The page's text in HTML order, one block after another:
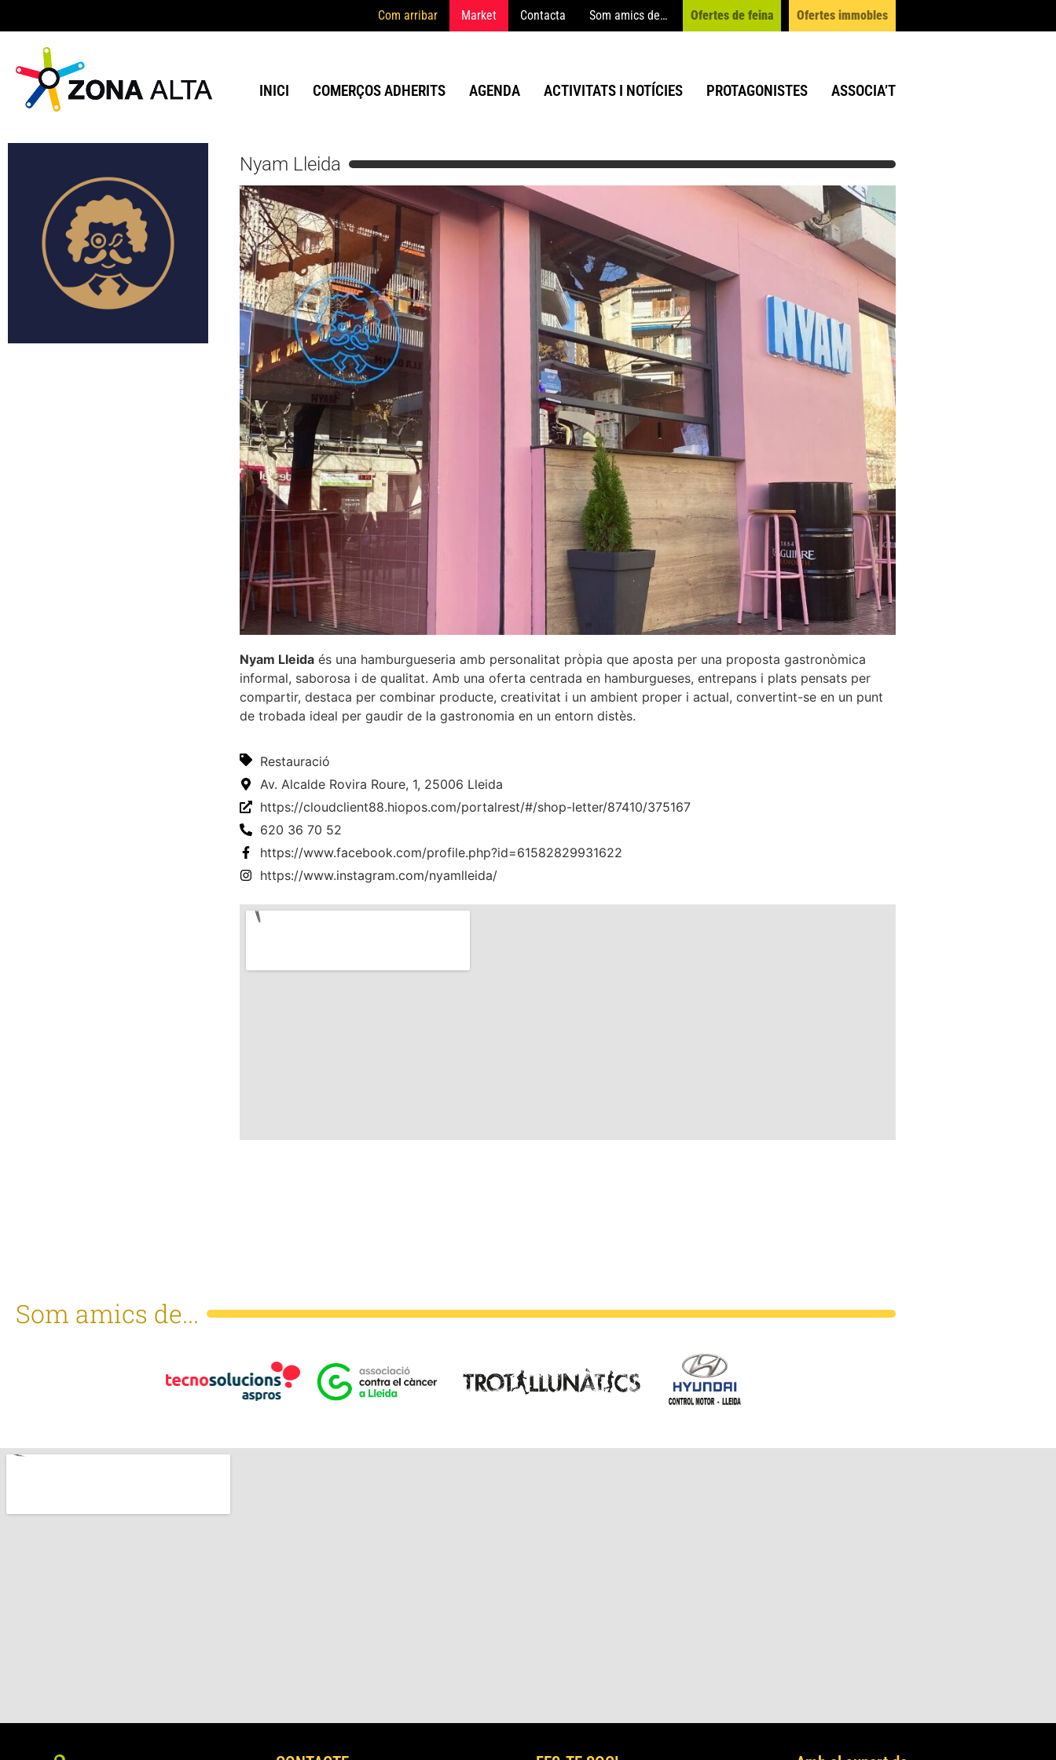
Com arribar Market Contacta Som amics de… Ofertes de feina Ofertes immobles
INICI COMERÇOS ADHERITS AGENDA ACTIVITATS I NOTÍCIES PROTAGONISTES ASSOCIA’T
Nyam Lleida
Nyam Lleida és una hamburgueseria amb personalitat pròpia que aposta per una proposta gastronòmica
informal, saborosa i de qualitat. Amb una oferta centrada en hamburgueses, entrepans i plats pensats per
compartir, destaca per combinar producte, creativitat i un ambient proper i actual, convertint-se en un punt
de trobada ideal per gaudir de la gastronomia en un entorn distès.
Restauració
Av. Alcalde Rovira Roure, 1, 25006 Lleida
https://cloudclient88.hiopos.com/portalrest/#/shop-letter/87410/375167
620 36 70 52
https://www.facebook.com/profile.php?id=61582829931622
https://www.instagram.com/nyamlleida/
Som amics de...